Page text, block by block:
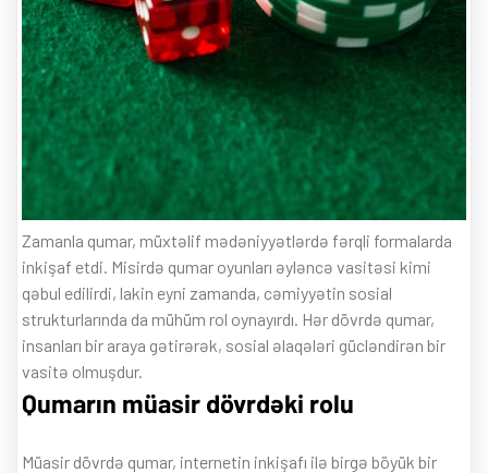
Zamanla qumar, müxtəlif mədəniyyətlərdə fərqli formalarda
inkişaf etdi. Misirdə qumar oyunları əyləncə vasitəsi kimi
qəbul edilirdi, lakin eyni zamanda, cəmiyyətin sosial
strukturlarında da mühüm rol oynayırdı. Hər dövrdə qumar,
insanları bir araya gətirərək, sosial əlaqələri gücləndirən bir
vasitə olmuşdur.
Qumarın müasir dövrdəki rolu
Müasir dövrdə qumar, internetin inkişafı ilə birgə böyük bir